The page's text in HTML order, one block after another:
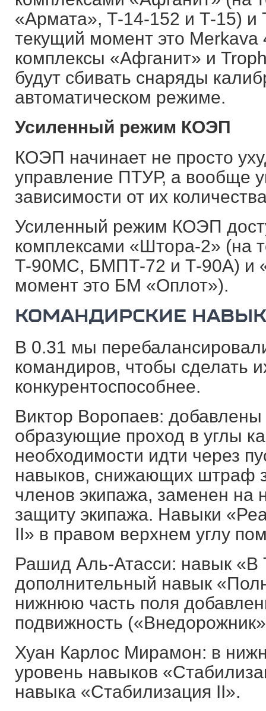
«Армата», Т-14-152 и Т-15) и
текущий момент это
комплексы «Афганит» и
будут сбивать снаряды
автоматическом режиме.
Усиленный режим КОЭП
КОЭП начинает не просто
управление ПТУР, а вообще
зависимости от их
Усиленный режим КОЭП
комплексами «Штора-2» (на
Т-90МС, БМПТ-72 и Т-90А) и
момент это БМ «Оплот»).
КОМАНДИРСКИЕ
В 0.31 мы
командиров, чтобы сделать
конкурентоспособнее.
Виктор Воропаев: добавлены
образующие проход в углы
необходимости идти через
навыков, снижающих штраф
членов экипажа, заменен
защиту экипажа. Навыки
II» в правом верхнем углу
Рашид Аль-Атасси: навык «В
дополнительный навык
нижнюю часть поля
подвижность
Хуан Карлос Мирамон: в
уровень навыков
навыка «Стабилизация II».